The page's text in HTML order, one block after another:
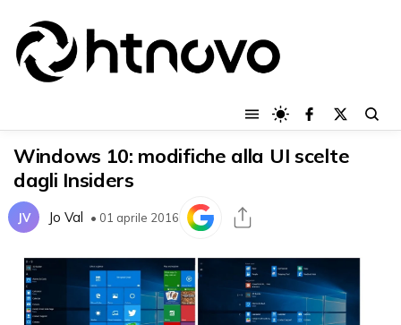
Windows 10: modifiche alla UI scelte
dagli Insiders
JV Jo Val • 01 aprile 2016